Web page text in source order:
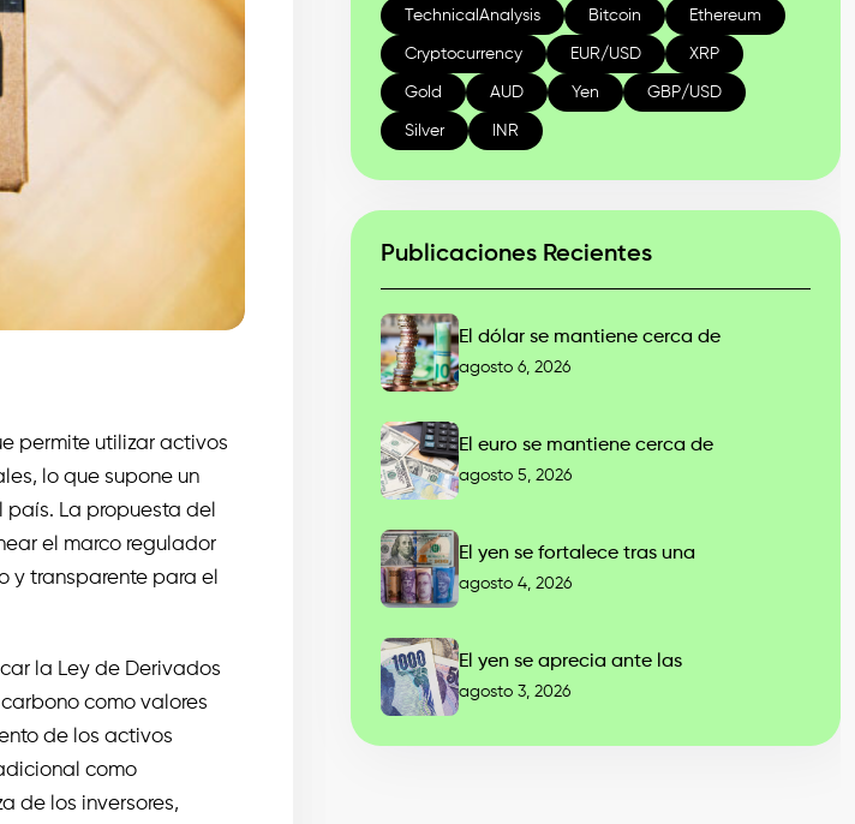
permite utilizar activos
lo que supone un
La propuesta del
el marco regulador
y transparente para el
la Ley de Derivados
como valores
de los activos
como
de los inversores,
TechnicalAnalysis Bitcoin Ethereum
Cryptocurrency EUR/USD XRP
Gold AUD Yen GBP/USD
Silver INR
Publicaciones Recientes
El dólar se mantiene cerca de
agosto 6, 2026
El euro se mantiene cerca de
agosto 5, 2026
El yen se fortalece tras una
agosto 4, 2026
El yen se aprecia ante las
agosto 3, 2026